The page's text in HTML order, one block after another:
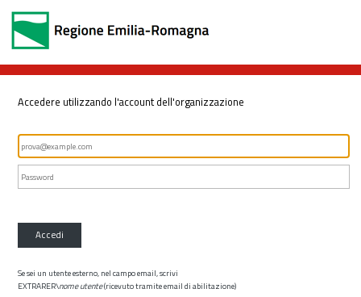
Accedere utilizzando l'account dell'organizzazione
Accedi
Se sei un utente esterno, nel campo email, scrivi
EXTRARER\nome utente(ricevuto tramite email di abilitazione)